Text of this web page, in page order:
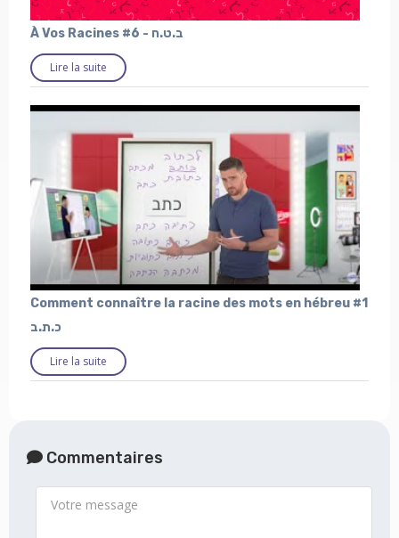
À Vos Racines #6 - ב.ט.ח
Lire la suite
Comment connaître la racine des mots en hébreu #1
כ.ת.ב
Lire la suite
Commentaires